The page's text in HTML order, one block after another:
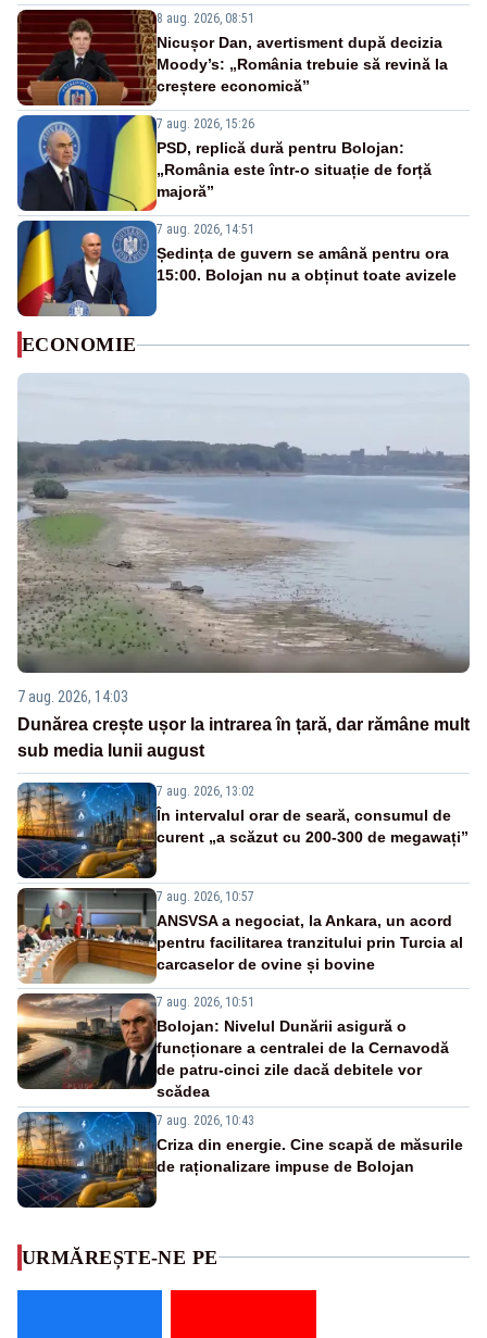
8 aug. 2026, 08:51
Nicușor Dan, avertisment după decizia
Moody’s: „România trebuie să revină la
creștere economică”
7 aug. 2026, 15:26
PSD, replică dură pentru Bolojan:
„România este într-o situație de forță
majoră”
7 aug. 2026, 14:51
Ședința de guvern se amână pentru ora
15:00. Bolojan nu a obținut toate avizele
ECONOMIE
7 aug. 2026, 14:03
Dunărea crește ușor la intrarea în țară, dar rămâne mult
sub media lunii august
7 aug. 2026, 13:02
În intervalul orar de seară, consumul de
curent „a scăzut cu 200-300 de megawați”
7 aug. 2026, 10:57
ANSVSA a negociat, la Ankara, un acord
pentru facilitarea tranzitului prin Turcia al
carcaselor de ovine și bovine
7 aug. 2026, 10:51
Bolojan: Nivelul Dunării asigură o
funcționare a centralei de la Cernavodă
de patru-cinci zile dacă debitele vor
scădea
7 aug. 2026, 10:43
Criza din energie. Cine scapă de măsurile
de raționalizare impuse de Bolojan
URMĂREȘTE-NE PE